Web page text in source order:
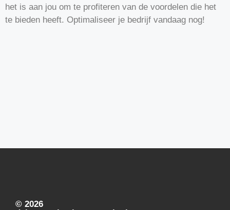
het is aan jou om te profiteren van de voordelen die het
te bieden heeft. Optimaliseer je bedrijf vandaag nog!
© 2026